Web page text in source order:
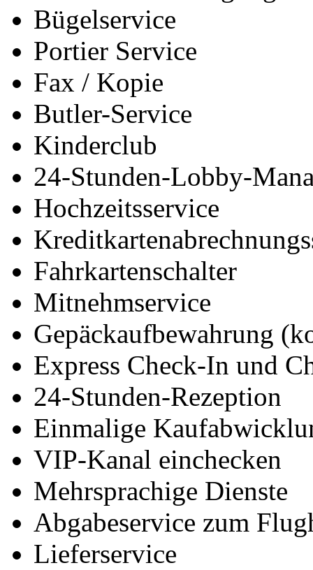
Bügelservice
Portier Service
Fax / Kopie
Butler-Service
Kinderclub
24-Stunden-Lobby-
Hochzeitsservice
Fahrkartenschalter
Mitnehmservice
Gepäckaufbewahrung
Express Check-In und
24-Stunden-Rezeption
Einmalige
VIP-Kanal einchecken
Mehrsprachige Dienste
Abgabeservice zum
Lieferservice